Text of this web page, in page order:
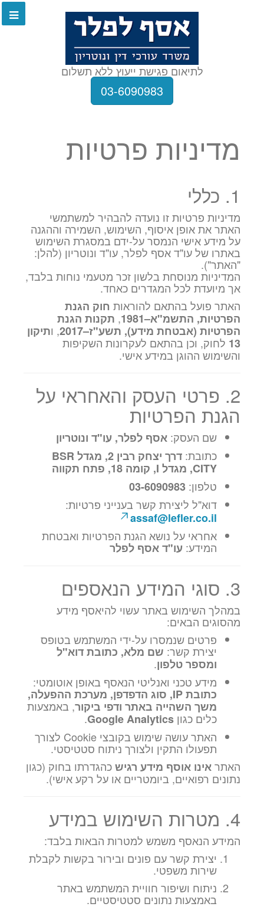
לתיאום פגישת ייעוץ ללא תשלום
03-6090983
מדיניות פרטיות
1. כללי
מדיניות פרטיות זו נועדה להבהיר למשתמשי
האתר את אופן איסוף, השימוש, השמירה וההגנה
על מידע אישי הנמסר על-ידם במסגרת השימוש
באתרו של עו"ד אסף לפלר, עו"ד ונוטריון (להלן:
"האתר").
המדיניות מנוסחת בלשון זכר מטעמי נוחות בלבד,
אך מיועדת לכל המגדרים כאחד.
האתר פועל בהתאם להוראות חוק הגנת
הפרטיות, התשמ"א–1981
, תקנות הגנת
הפרטיות (אבטחת מידע), תשע"ז–2017
, ותיקון
13 לחוק, וכן בהתאם לעקרונות השקיפות
והשימוש ההוגן במידע אישי.
2. פרטי העסק והאחראי על
הגנת הפרטיות
שם העסק: אסף לפלר, עו"ד ונוטריון
כתובת:
דרך יצחק רבין 2, מגדל BSR
CITY, מגדל I, קומה 18, פתח תקווה
טלפון: 03-6090983
דוא"ל ליצירת קשר בענייני פרטיות:
assaf@lefler.co.il
אחראי על נושא הגנת הפרטיות ואבטחת
המידע: עו"ד אסף לפלר
3. סוגי המידע הנאספים
במהלך השימוש באתר עשוי להיאסף מידע
מהסוגים הבאים:
פרטים שנמסרו על-ידי המשתמש בטופס
יצירת קשר: שם מלא, כתובת דוא"ל
ומספר טלפון.
מידע טכני ואנליטי הנאסף באופן אוטומטי:
כתובת IP, סוג הדפדפן, מערכת ההפעלה,
משך השהייה באתר ודפי ביקור, באמצעות
כלים כגון Google Analytics
.
האתר עושה שימוש בקובצי Cookie לצורך
תפעולו התקין ולצורך ניתוח סטטיסטי.
האתראינו אוסף מידע רגישכהגדרתו בחוק (כגון
נתונים רפואיים, ביומטריים או על רקע אישי).
4. מטרות השימוש במידע
המידע הנאסף משמש למטרות הבאות בלבד:
יצירת קשר עם פונים ובירור בקשות לקבלת
שירות משפטי.
ניתוח ושיפור חוויית המשתמש באתר
באמצעות נתונים סטטיסטיים.